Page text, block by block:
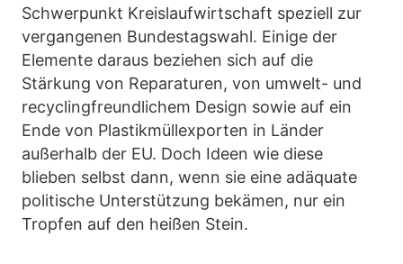
Schwerpunkt Kreislaufwirtschaft speziell zur
vergangenen Bundestagswahl. Einige der
Elemente daraus beziehen sich auf die
Stärkung von Reparaturen, von umwelt- und
recyclingfreundlichem Design sowie auf ein
Ende von Plastikmüllexporten in Länder
außerhalb der EU. Doch Ideen wie diese
blieben selbst dann, wenn sie eine adäquate
politische Unterstützung bekämen, nur ein
Tropfen auf den heißen Stein.